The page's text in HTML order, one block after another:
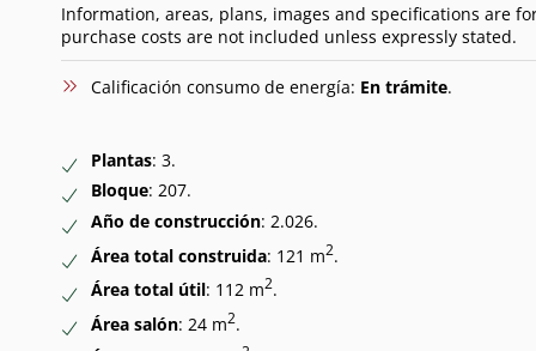
Information, areas, plans, images and specifications are
purchase costs are not included unless expressly stated.
Calificación consumo de energía: En trámite.
Plantas: 3.
Bloque: 207.
Año de construcción: 2.026.
Área total construida: 121 m2.
Área total útil: 112 m2.
Área salón: 24 m2.